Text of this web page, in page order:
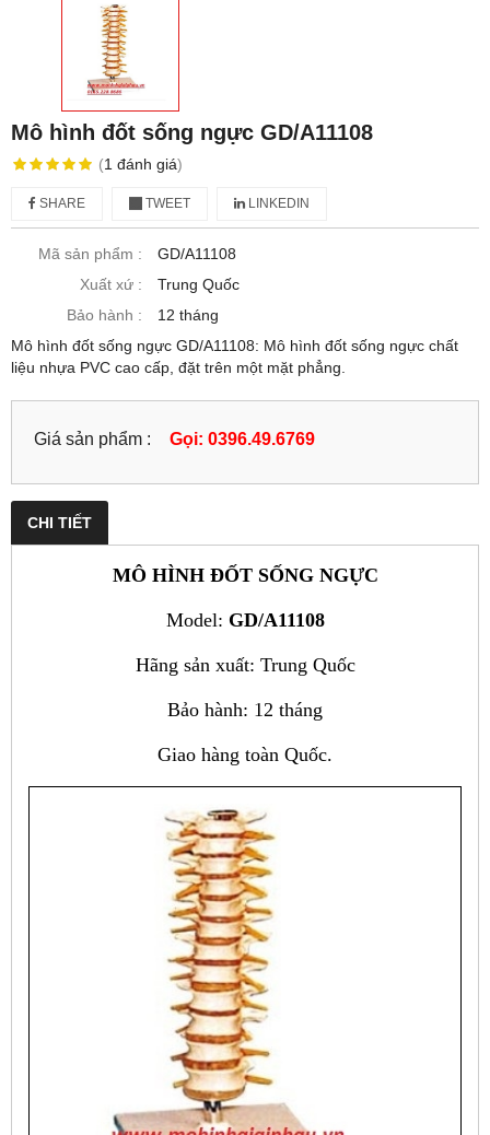
Mô hình đốt sống ngực GD/A11108
(1 đánh giá)
SHARE TWEET LINKEDIN
Mã sản phẩm :
GD/A11108
Xuất xứ :
Trung Quốc
Bảo hành :
12 tháng
Mô hình đốt sống ngực GD/A11108: Mô hình đốt sống ngực chất
liệu nhựa PVC cao cấp, đặt trên một mặt phẳng.
Giá sản phẩm : Gọi: 0396.49.6769
CHI TIẾT
MÔ HÌNH ĐỐT SỐNG NGỰC
Model: GD/A11108
Hãng sản xuất: Trung Quốc
Bảo hành: 12 tháng
Giao hàng toàn Quốc.